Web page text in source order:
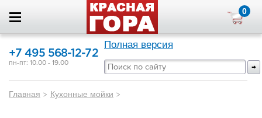
0
+7 495 568-12-72
пн-пт: 10.00 - 19.00
Полная версия
Главная > Кухонные мойки >